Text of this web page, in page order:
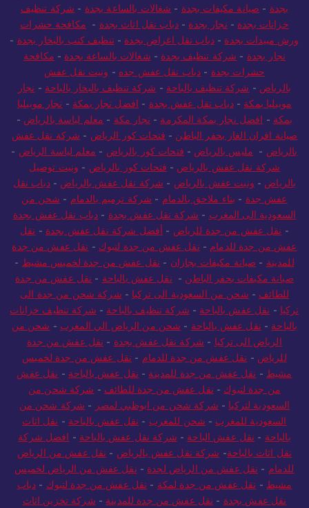
بجدة - صيانة مكيفات بجدة - شغالات بالساعة بجدة - شركة تنظيف
خزانات بجدة - نجار بجدة - دباب نقل اثاث بجدة - مكافحة حشرات
ورش مبيدات بجدة -دباب نقل اغراض بجدة -تنظيف كنب بالبخار بجدة -
نجار بجدة - شركة تنظيف بجدة - شغالات بالساعة بجدة - مكافحة
حشرات بجدة - دباب نقل عفش جده - ونيت نقل عفش
بالرياض - شركة تنظيف بالباحة - شركة تنظيف بالبخار بالباحة - نجار
موبيليا بمكة -دباب نقل عفش بجدة - افضل نجار بمكة - نجار موبيليا
بمكة - افضل نجار بمكة المكرمة - نجار مكة - معلم لياسة بالرياض -
صيانة افران الغاز بحفر الباطن - فتحات كور الرياض - شركة نقل عفش
بالرياض - مليس بالرياض - فتحات كور بالرياض - معلم لياسة الرياض -
شركة نقل عفش بالرياض - فتحات كور بالرياض - ونيت توصيل
بالرياض - ونيت عفش بالرياض - شركة نقل عفش بالرياض -دباب نقل
عفش جدة - بناء ملاحق بالدمام - شركة ترميم بالدمام - شحن من
السعودية الى المغرب - شركة نقل عفش بجدة - دباب نقل عفش بجدة
- نقل عفش من جدة للرياض - أفضل شركة نقل عفش بجدة - نقل
عفش من جدة للدمام - نقل عفش من جدة لتبوك - نقل عفش من جدة
للمدينة - صيانة مكيفات بجازان - نقل عفش من جدة لخميس مشيط -
صيانة مكيفات بحفر الباطن - نقل عفش بالباحة - نقل عفش من جدة
للطائف - شحن من السعودية الى تركيا - شركة شحن من جدة الى
تركيا - نقل عفش بالباحة - شركة تنظيف بالباحة - شركة تنظيف خزانات
بالباحة - نقل عفش بالباحة - شحن من الرياض الي المغرب - شحن من
الرياض الى تركيا - شركة نقل عفش بجدة - نقل عفش من جدة
للرياض - نقل عفش من جدة للدمام - نقل عفش من جدة لخميس
مشيط - نقل عفش من جدة للمدينة - نقل عفش بالباحة - نقل عفش
من جدة لتبوك - نقل عفش من جدة للطائف - شركة شحن من
السعودية لتركيا - شركة شحن من ابوظبي لمصر - شركة شحن من
السعودية للمغرب - شحن للمغرب - نقل عفش بالباحة - نقل اثاث
بالباحة - نقل عفش الباحة - شركة نقل عفش بالباحة - افضل شركة
نقل اثاث بالباحة- شركة نقل عفش بالرياض - نقل عفش من الرياض
للدمام - نقل عفش من الرياض لجدة - نقل عفش من الرياض لخميس
مشيط - نقل عفش من جدة لمكة - نقل عفش من جدة لتبوك - دباب
نقل عفش بجدة - نقل عفش من جدة للمدينة - شركة تخزين اثاث